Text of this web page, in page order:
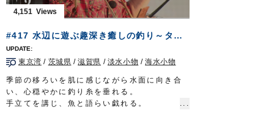
かつ小気味良いハゼならではの釣趣を魅せて
くれる内容となっています。
上州屋新仙台泉店様
上州屋仙台宮城野店様
■使用アイテム
お手軽城 キス・ハゼ
OWNERMOVIE
http://ownertv.jp/
オーナーばりwebsite
http://www.owner.co.jp
4,151
#417 水辺に遊ぶ趣深き癒しの釣り～タナゴ・マハゼ・ホンモロコ～
東京湾 / 茨城県 /滋賀県 / 淡水小物 /海水小物
季節の移ろいを肌に感じながら水面に向き合
い、心穏やかに釣り糸を垂れる。
手立てを講じ、魚と語らい戯れる。